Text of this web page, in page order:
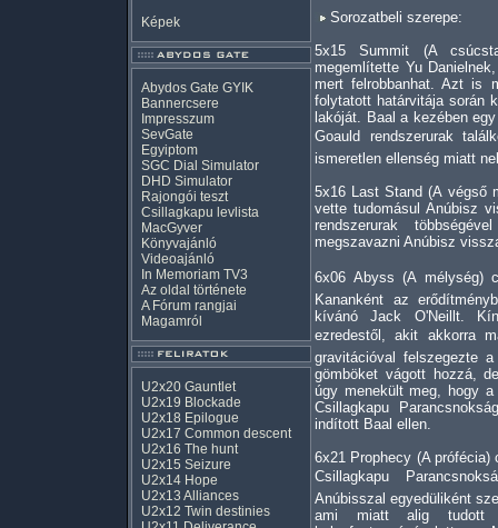
Képek
Abydos Gate GYIK
Bannercsere
Impresszum
SevGate
Egyiptom
SGC Dial Simulator
DHD Simulator
Rajongói teszt
Csillagkapu levlista
MacGyver
Könyvajánló
Videoajánló
In Memoriam TV3
Az oldal története
A Fórum rangjai
Magamról
U2x20 Gauntlet
U2x19 Blockade
U2x18 Epilogue
U2x17 Common descent
U2x16 The hunt
U2x15 Seizure
U2x14 Hope
U2x13 Alliances
U2x12 Twin destinies
Sorozatbeli szerepe:
5x15 Summit (A
megemlítette Yu
mert felrobbanhat. Azt is
folytatott határvitája során
lakóját. Baal a kezében
Goauld rendszerurak
ismeretlen ellenség miatt
5x16 Last Stand (A végső
vette tudomásul Anúbisz
rendszerurak
megszavazni Anúbisz
6x06 Abyss (A mélység)
Kananként az
kívánó Jack O'Neillt.
ezredestől, akit akkorra
gravitációval felszegezte
gömböket vágott hozzá,
úgy menekült meg, hogy
Csillagkapu
indított Baal ellen.
6x21 Prophecy (A
Csillagkapu
Anúbisszal egyedüliként
ami miatt alig tudott